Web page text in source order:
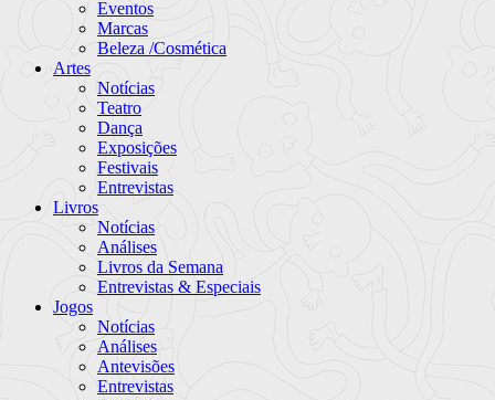
Eventos
Marcas
Beleza /Cosmética
Artes
Notícias
Teatro
Dança
Exposições
Festivais
Entrevistas
Livros
Notícias
Análises
Livros da Semana
Entrevistas & Especiais
Jogos
Notícias
Análises
Antevisões
Entrevistas